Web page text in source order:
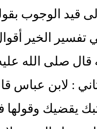
قيد الوجوب
تفسير الخير
صلى الله
: لابن عباس
يقضيك